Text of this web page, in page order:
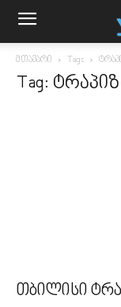
მთავარი Tags
Tag:
თბილისი